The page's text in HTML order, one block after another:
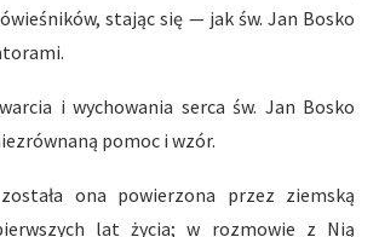
stając się — jak św. Jan Bosko
i wychowania serca św. Jan Bosko
pomoc i wzór.
ona powierzona przez ziemską
lat życia; w rozmowie z Nią